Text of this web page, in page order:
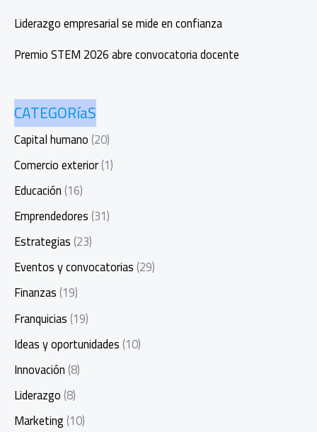
Liderazgo empresarial se mide en confianza
Premio STEM 2026 abre convocatoria docente
CATEGORíaS
Capital humano(20)
Comercio exterior(1)
Educación(16)
Emprendedores(31)
Estrategias(23)
Eventos y convocatorias(29)
Finanzas(19)
Franquicias(19)
Ideas y oportunidades(10)
Innovación(8)
Liderazgo(8)
Marketing(10)